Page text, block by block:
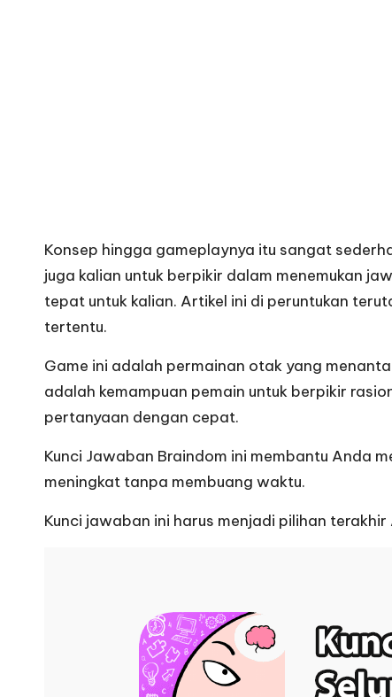
Konsep hingga gameplaynya itu sangat
juga kalian untuk berpikir dalam menemukan
tepat untuk kalian. Artikel ini di peruntukan
tertentu.
Game ini adalah permainan otak yang
adalah kemampuan pemain untuk berpikir
pertanyaan dengan cepat.
Kunci Jawaban Braindom ini membantu Anda
meningkat tanpa membuang waktu.
Kunci jawaban ini harus menjadi pilihan